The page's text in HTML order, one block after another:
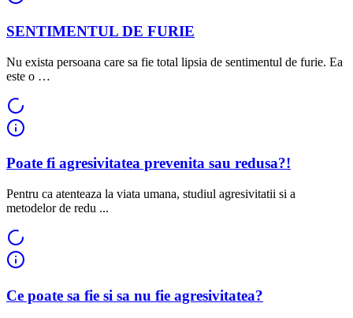
SENTIMENTUL DE FURIE
Nu exista persoana care sa fie total lipsia de sentimentul de furie. Ea
este o …
Poate fi agresivitatea prevenita sau redusa?!
Pentru ca atenteaza la viata umana, studiul agresivitatii si a
metodelor de redu ...
Ce poate sa fie si sa nu fie agresivitatea?